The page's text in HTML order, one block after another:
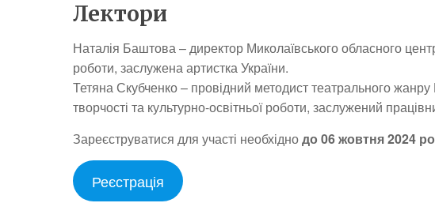
Лектори
Наталія Баштова – директор Миколаївського обласного
роботи, заслужена артистка України.
Тетяна Скубченко – провідний методист театрального
творчості та культурно-освітньої роботи, заслужений
Зареєструватися для участі необхіднодо 06 жовтня 2024
Реєстрація